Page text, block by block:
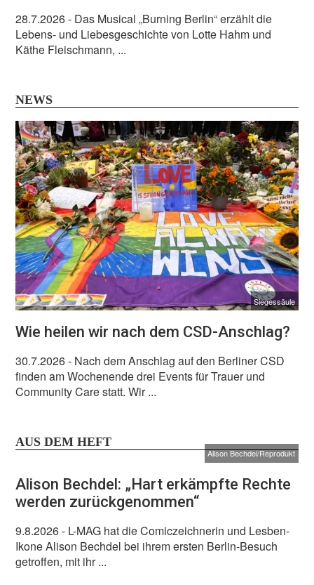
28.7.2026- Das Musical „Burning Berlin“ erzählt die
Lebens- und Liebesgeschichte von Lotte Hahm und
Käthe Fleischmann, ...
NEWS
Siegessäule
Wie heilen wir nach dem CSD-Anschlag?
30.7.2026- Nach dem Anschlag auf den Berliner CSD
finden am Wochenende drei Events für Trauer und
Community Care statt. Wir ...
AUS DEM HEFT
Alison Bechdel/Reprodukt
Alison Bechdel: „Hart erkämpfte Rechte
werden zurückgenommen“
9.8.2026- L-MAG hat die Comiczeichnerin und Lesben-
Ikone Alison Bechdel bei ihrem ersten Berlin-Besuch
getroffen, mit ihr ...